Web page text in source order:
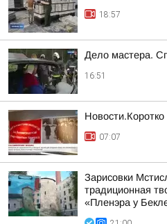
18:57
Дело мастера.
16:51
Новости.Коротко
07:07
Зарисовки
традиционная
«Пленэра у